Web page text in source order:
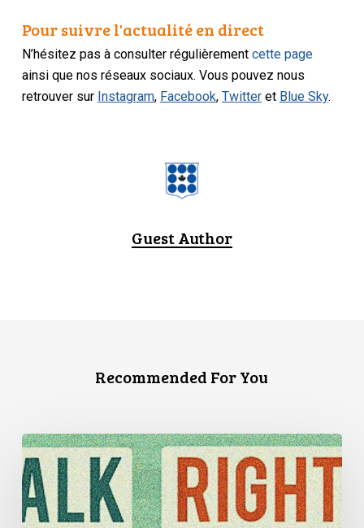
Pour suivre l'actualité en direct
N’hésitez pas à consulter régulièrementcette page
ainsi que nos réseaux sociaux. Vous pouvez nous
retrouver sur Instagram, Facebook,Twitter et Blue Sky.
Guest Author
Recommended For You
Trois
témoignages
de
discrimination